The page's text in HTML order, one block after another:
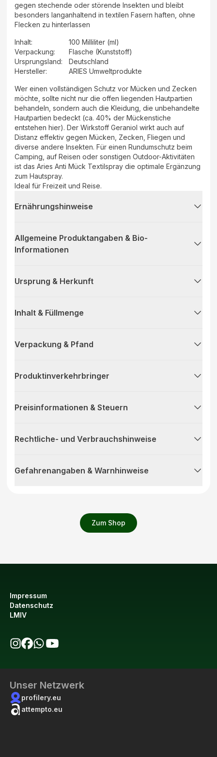
Zum Shop
gegen stechende oder störende Insekten und bleibt
besonders langanhaltend in textilen Fasern haften, ohne
Flecken zu hinterlassen
Inhalt:
100 Milliliter (ml)
Verpackung:
Flasche (Kunststoff)
Ursprungsland:
Deutschland
Hersteller: ARIES Umweltprodukte
Wer einen vollständigen Schutz vor Mücken und Zecken
möchte, sollte nicht nur die offen liegenden Hautpartien
behandeln, sondern auch die Kleidung, die unbehandelte
Hautpartien bedeckt (ca. 40% der Mückenstiche
entstehen hier). Der Wirkstoff Geraniol wirkt auch auf
Distanz effektiv gegen Mücken, Zecken, Fliegen und
diverse andere Insekten. Für einen Rundumschutz beim
Camping, auf Reisen oder sonstigen Outdoor-Aktivitäten
ist das Aries Anti Mück Textilspray die optimale Ergänzung
zum Hautspray.
Ideal für Freizeit und Reise.
Ernährungshinweise
Allgemeine Produktangaben & Bio-
Informationen
Ursprung & Herkunft
Inhalt & Füllmenge
Verpackung & Pfand
Produktinverkehrbringer
Preisinformationen & Steuern
Rechtliche- und Verbrauchshinweise
Gefahrenangaben & Warnhinweise
Impressum
Datenschutz
LMIV
Unser Netzwerk
profilery.eu
attempto.eu